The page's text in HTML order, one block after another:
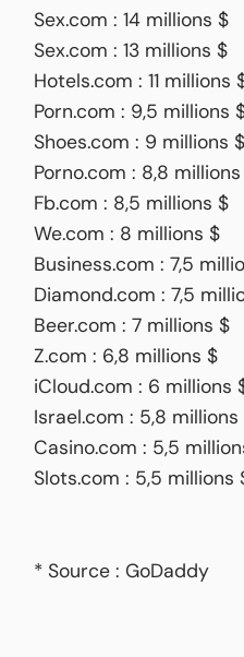
Sex.com : 14 millions $
Sex.com : 13 millions $
Hotels.com : 11 millions
Porn.com : 9,5 millions
Shoes.com : 9 millions $
Porno.com : 8,8
Fb.com : 8,5 millions $
We.com : 8 millions $
Business.com : 7,5
Diamond.com : 7,5
Beer.com : 7 millions $
Z.com : 6,8 millions $
iCloud.com : 6 millions
Israel.com : 5,8 millions
Casino.com : 5,5
Slots.com : 5,5 millions
* Source : GoDaddy